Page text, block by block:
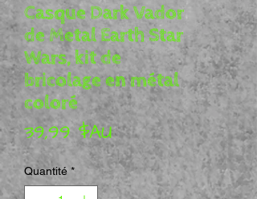
Casque Dark Vador
de Metal Earth Star
Wars, kit de
bricolage en métal
coloré
39,99 $AUPrix
Quantité *